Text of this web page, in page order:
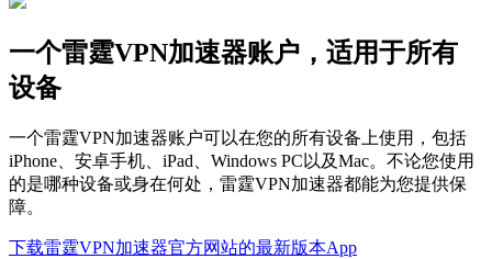
一个雷霆VPN加速器账户，适用于所有
设备
一个雷霆VPN加速器账户可以在您的所有设备上使用，包括
iPhone、安卓手机、iPad、Windows PC以及Mac。不论您使用
的是哪种设备或身在何处，雷霆VPN加速器都能为您提供保
障。
下载雷霆VPN加速器官方网站的最新版本App